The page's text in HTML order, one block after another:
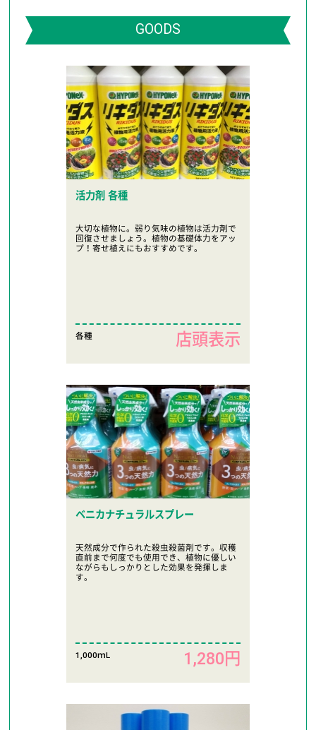
GOODS
活力剤 各種
大切な植物に。弱り気味の植物は活力剤で
回復させましょう。植物の基礎体力をアッ
プ！寄せ植えにもおすすめです。
各種 店頭表示
ベニカナチュラルスプレー
天然成分で作られた殺虫殺菌剤です。収穫
直前まで何度でも使用でき、植物に優しい
ながらもしっかりとした効果を発揮しま
す。
1,000ｍL 1,280円